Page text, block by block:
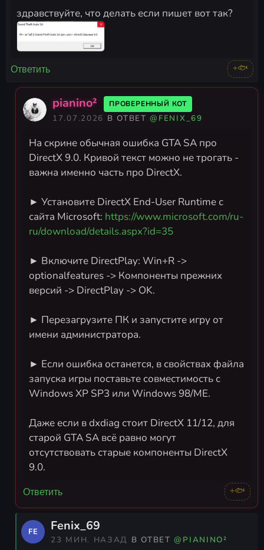
здравствуйте, что делать если пишет вот так?
Ответить +🐟
pianino² ПРОВЕРЕННЫЙ КОТ
17.07.2026 В ОТВЕТ@FENIX_69
На скрине обычная ошибка GTA SA про
DirectX 9.0. Кривой текст можно не трогать -
важна именно часть про DirectX.
► Установите DirectX End-User Runtime с
сайта Microsoft: https://www.microsoft.com/ru-
ru/download/details.aspx?id=35
► Включите DirectPlay: Win+R ->
optionalfeatures -> Компоненты прежних
версий -> DirectPlay -> OK.
► Перезагрузите ПК и запустите игру от
имени администратора.
► Если ошибка останется, в свойствах файла
запуска игры поставьте совместимость с
Windows XP SP3 или Windows 98/ME.
Даже если в dxdiag стоит DirectX 11/12, для
старой GTA SA всё равно могут
отсутствовать старые компоненты DirectX
9.0.
Ответить +🐟
FE Fenix_69
23 МИН. НАЗАД В ОТВЕТ@PIANINO²